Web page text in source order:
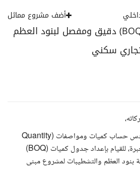
إعداد جدول كميات (BOQ) دقيق ومفصل لبنود العظم
سكني
أضف مشروع مماثل
​مطلوب مهندس مدني / مهندس حساب كميات ومواصفات (Quantity
Surveyor) محترف وذو خبرة، للقيام بإعداد جدول كميات (BOQ)
بنود العظم والتشطيبات لمشروع مبنى